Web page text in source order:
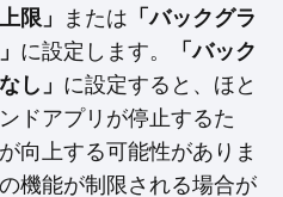
限」 または 「バックグラ
に設定します。
「バック
し」 に設定すると、ほと
ドアプリが停止するた
向上する可能性がありま
機能が制限される場合が